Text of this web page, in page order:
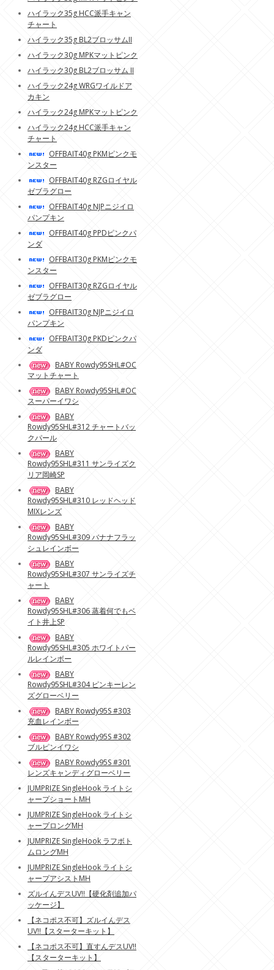
ハイラック35g HCC派手キャン
チャート
ハイラック35g BL2ブロッサムII
ハイラック30g MPKマットピンク
ハイラック30g BL2ブロッサム II
ハイラック24g WRGワイルドア
カキン
ハイラック24g MPKマットピンク
ハイラック24g HCC派手キャン
チャート
OFFBAIT40g PKMピンクモ
ンスター
OFFBAIT40g RZGロイヤル
ゼブラグロー
OFFBAIT40g NJPニジイロ
パンプキン
OFFBAIT40g PPDピンクパ
ンダ
OFFBAIT30g PKMピンクモ
ンスター
OFFBAIT30g RZGロイヤル
ゼブラグロー
OFFBAIT30g NJPニジイロ
パンプキン
OFFBAIT30g PKDピンクパ
ンダ
BABY Rowdy95SHL#OC
マットチャート
BABY Rowdy95SHL#OC
スーパーイワシ
BABY
Rowdy95SHL#312 チャートバッ
クパール
BABY
Rowdy95SHL#311 サンライズク
リア岡崎SP
BABY
Rowdy95SHL#310 レッドヘッド
MIXレンズ
BABY
Rowdy95SHL#309 バナナフラッ
シュレインボー
BABY
Rowdy95SHL#307 サンライズチ
ャート
BABY
Rowdy95SHL#306 蒸着何でもベ
イト井上SP
BABY
Rowdy95SHL#305 ホワイトパー
ルレインボー
BABY
Rowdy95SHL#304 ピンキーレン
ズグローベリー
BABY Rowdy95S #303
充血レインボー
BABY Rowdy95S #302
ブルピンイワシ
BABY Rowdy95S #301
レンズキャンディグローベリー
JUMPRIZE SingleHook ライトシ
ャープショートMH
JUMPRIZE SingleHook ライトシ
ャープロングMH
JUMPRIZE SingleHook ラフボト
ムロングMH
JUMPRIZE SingleHook ライトシ
ャープアシストMH
ズルイんデスUV!!【硬化剤追加パ
ッケージ】
【ネコポス不可】ズルイんデス
UV!!【スターターキット】
【ネコポス不可】直すんデスUV!!
【スターターキット】